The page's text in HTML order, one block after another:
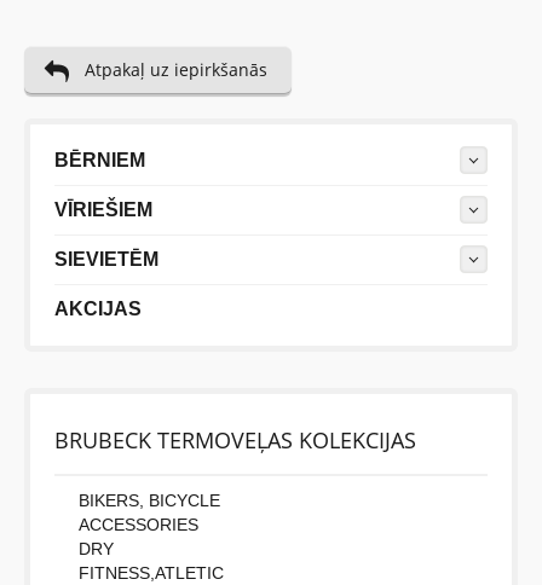
Atpakaļ uz iepirkšanās
BĒRNIEM
VĪRIEŠIEM
SIEVIETĒM
AKCIJAS
BRUBECK TERMOVEĻAS KOLEKCIJAS
BIKERS, BICYCLE
ACCESSORIES
DRY
FITNESS,ATLETIC